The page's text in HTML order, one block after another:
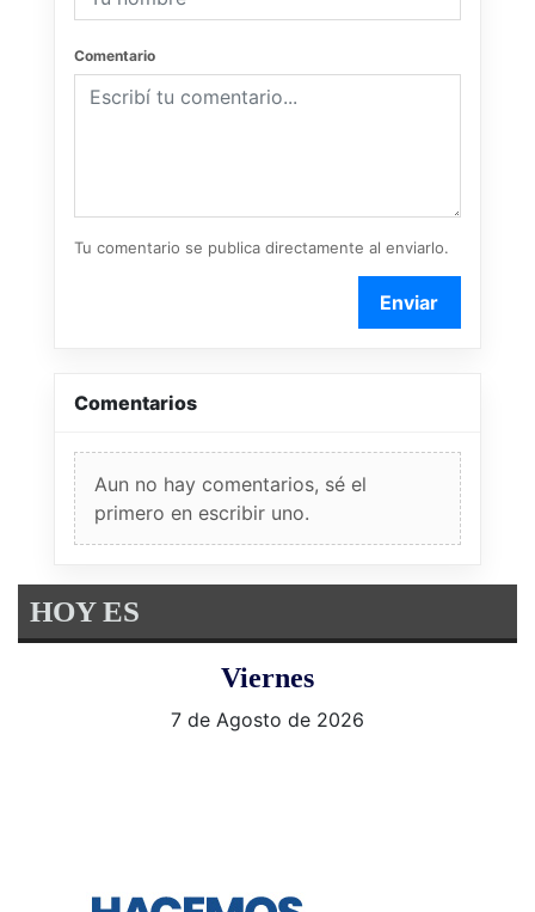
Comentario
Tu comentario se publica directamente al enviarlo.
Enviar
Comentarios
Aun no hay comentarios, sé el
primero en escribir uno.
HOY ES
Viernes
7 de Agosto de 2026